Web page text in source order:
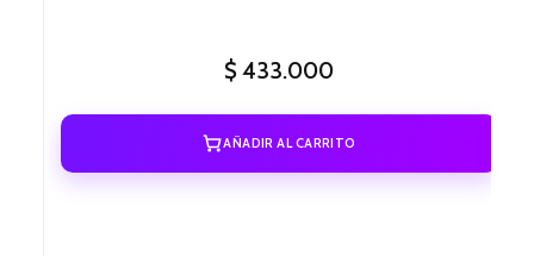
$433.000
AÑADIR AL CARRITO